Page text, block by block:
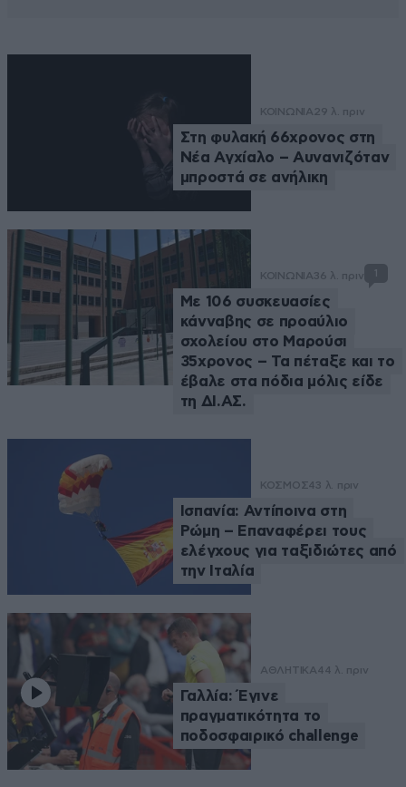
ΚΟΙΝΩΝΙΑ29 λ. πριν
Στη φυλακή 66χρονος στη
Νέα Αγχίαλο – Αυνανιζόταν
μπροστά σε ανήλικη
ΚΟΙΝΩΝΙΑ36 λ. πριν 1
Με 106 συσκευασίες
κάνναβης σε προαύλιο
σχολείου στο Μαρούσι
35χρονος – Τα πέταξε και το
έβαλε στα πόδια μόλις είδε
τη ΔΙ.ΑΣ.
ΚΟΣΜΟΣ43 λ. πριν
Ισπανία: Αντίποινα στη
Ρώμη – Επαναφέρει τους
ελέγχους για ταξιδιώτες από
την Ιταλία
ΑΘΛΗΤΙΚΑ44 λ. πριν
Γαλλία: Έγινε
πραγματικότητα το
ποδοσφαιρικό challenge